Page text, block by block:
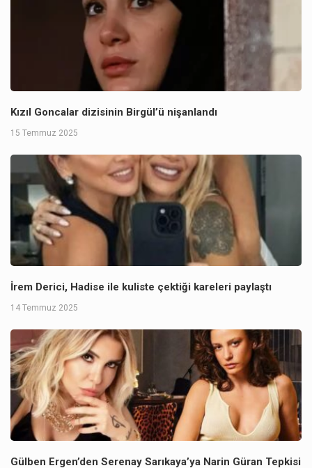
Kızıl Goncalar dizisinin Birgül’ü nişanlandı
15 Temmuz 2025
İrem Derici, Hadise ile kuliste çektiği kareleri paylaştı
14 Temmuz 2025
Gülben Ergen’den Serenay Sarıkaya’ya Narin Güran Tepkisi